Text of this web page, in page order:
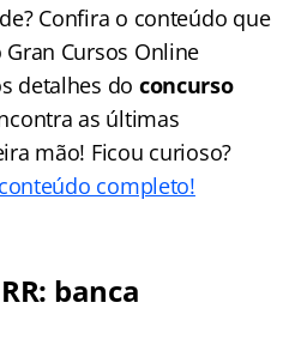
Confira o conteúdo que
Cursos Online
detalhes do concurso
as últimas
mão! Ficou curioso?
completo!
banca